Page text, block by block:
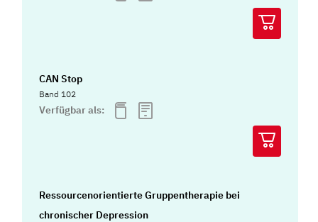
CAN Stop
Band 102
Verfügbar als:
Ressourcenorientierte Gruppentherapie bei
chronischer Depression